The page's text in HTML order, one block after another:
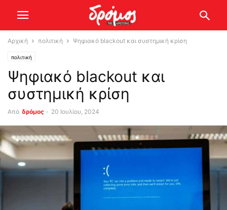
Αρχική πολιτική Ψηφιακό blackout και συστημική κρίση
πολιτική
Ψηφιακό blackout και
συστημική κρίση
Από δρόμος - 20 Ιουλίου, 2024